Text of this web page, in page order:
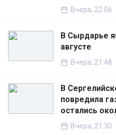
Вчера, 22:06
В Сырдарье
августе
Вчера, 21:48
В
повредила
остались
Вчера, 21:30